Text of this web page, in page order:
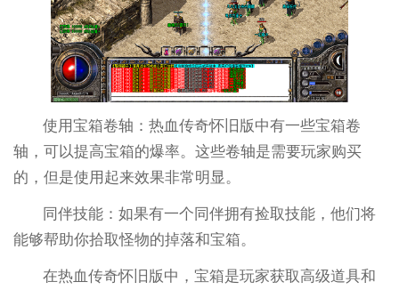
使用宝箱卷轴：热血传奇怀旧版中有一些宝箱卷
轴，可以提高宝箱的爆率。这些卷轴是需要玩家购买
的，但是使用起来效果非常明显。
同伴技能：如果有一个同伴拥有捡取技能，他们将
能够帮助你拾取怪物的掉落和宝箱。
在热血传奇怀旧版中，宝箱是玩家获取高级道具和